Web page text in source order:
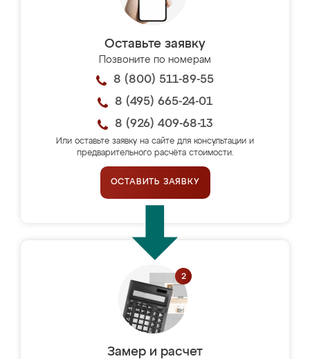
Оставьте заявку
Позвоните по номерам
8 (800) 511-89-55
8 (495) 665-24-01
8 (926) 409-68-13
Или оставьте заявку на сайте для консультации и
предварительного расчёта стоимости.
ОСТАВИТЬ ЗАЯВКУ
Замер и расчет